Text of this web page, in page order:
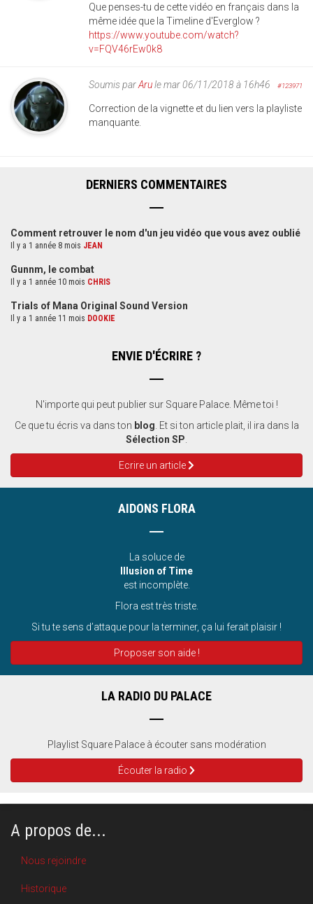
Que penses-tu de cette vidéo en français dans la
même idée que la Timeline d'Everglow ?
https://www.youtube.com/watch?
v=FQV46rEw0k8
Soumis parArule mar 06/11/2018 à 16h46 #123971
Correction de la vignette et du lien vers la playliste
manquante.
DERNIERS COMMENTAIRES
Comment retrouver le nom d'un jeu vidéo que vous avez oublié
Il y a 1 année 8 mois JEAN
Gunnm, le combat
Il y a 1 année 10 mois CHRIS
Trials of Mana Original Sound Version
Il y a 1 année 11 mois DOOKIE
ENVIE D'ÉCRIRE ?
N'importe qui peut publier sur Square Palace. Même toi !
Ce que tu écris va dans ton blog . Et si ton article plait, il ira dans la
Sélection SP
Ecrire un article
AIDONS FLORA
La soluce de
Illusion of Time
est incomplète.
Flora est très triste.
Si tu te sens d’attaque pour la terminer, ça lui ferait plaisir !
Proposer son aide !
LA RADIO DU PALACE
Playlist Square Palace à écouter sans modération
Écouter la radio
A propos de...
Nous rejoindre
Historique